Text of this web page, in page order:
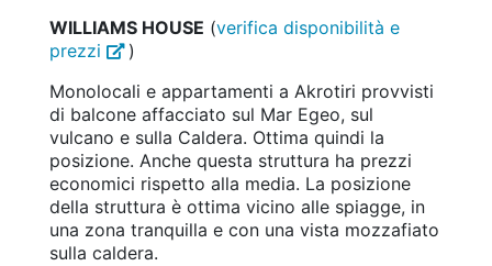
WILLIAMS HOUSE (verifica disponibilità e
prezzi
)
Monolocali e appartamenti a Akrotiri provvisti
di balcone affacciato sul Mar Egeo, sul
vulcano e sulla Caldera. Ottima quindi la
posizione. Anche questa struttura ha prezzi
economici rispetto alla media. La posizione
della struttura è ottima vicino alle spiagge, in
una zona tranquilla e con una vista mozzafiato
sulla caldera.